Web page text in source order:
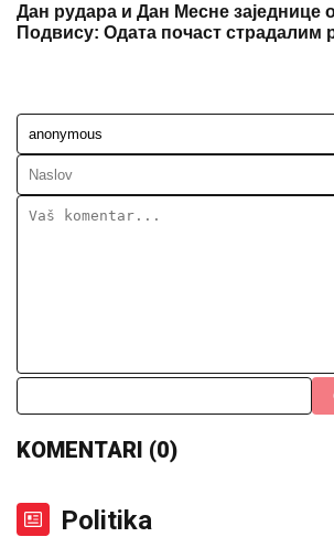
Дан рудара и Дан Месне заједнице
Подвису: Одата почаст страдалим
KOMENTARI (0)
Politika